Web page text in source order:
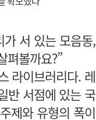
가 서 있는 모음동,
펴볼까요?”
라이브러리다. 레
반 서점에 있는 국
제와 유형의 폭이